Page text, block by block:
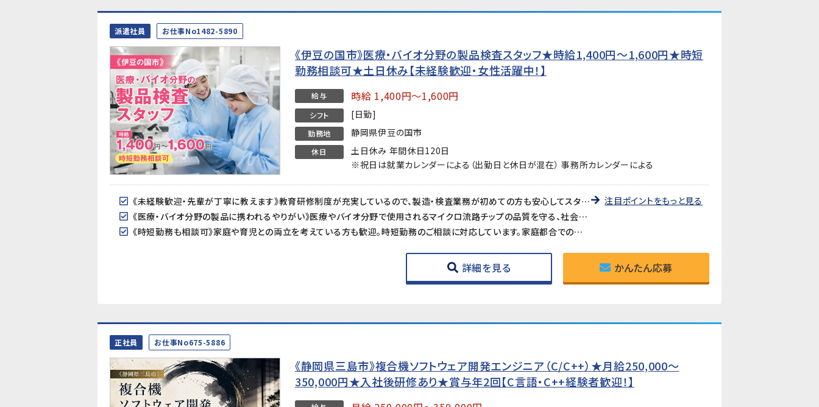
派遣社員 お仕事No1482-5890
《伊豆の国市》医療・バイオ分野の製品検査スタッフ★時給1,400円〜1,600円★時短
勤務相談可★土日休み【未経験歓迎・女性活躍中！】
給与 時給 1,400円～1,600円
シフト [日勤]
勤務地 静岡県伊豆の国市
休日
土日休み 年間休日120日
※祝日は就業カレンダーによる（出勤日と休日が混在） 事務所カレンダーによる
《未経験歓迎・先輩が丁寧に教えます》教育研修制度が充実しているので、製造・検査業務が初めての方も安心してスタートできます。アットホームな職場で長く働きやすい環境です。
《医療・バイオ分野の製品に携われるやりがい》医療やバイオ分野で使用されるマイクロ流路チップの品質を守る、社会に貢献できるお仕事です。クリーンルームでの作業で清潔な環境が保たれています。
《時短勤務も相談可》家庭や育児との両立を考えている方も歓迎。時短勤務のご相談に対応しています。家庭都合での休みも取りやすい職場です。
注目ポイントをもっと見る
詳細を見る かんたん応募
正社員 お仕事No675-5886
《静岡県三島市》複合機ソフトウェア開発エンジニア（C/C++）★月給250,000〜
350,000円★入社後研修あり★賞与年2回【C言語・C++経験者歓迎！】